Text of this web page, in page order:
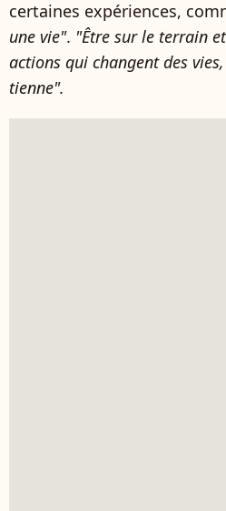
certaines expériences,
une vie". "Être sur le terrain
actions qui changent des
tienne".